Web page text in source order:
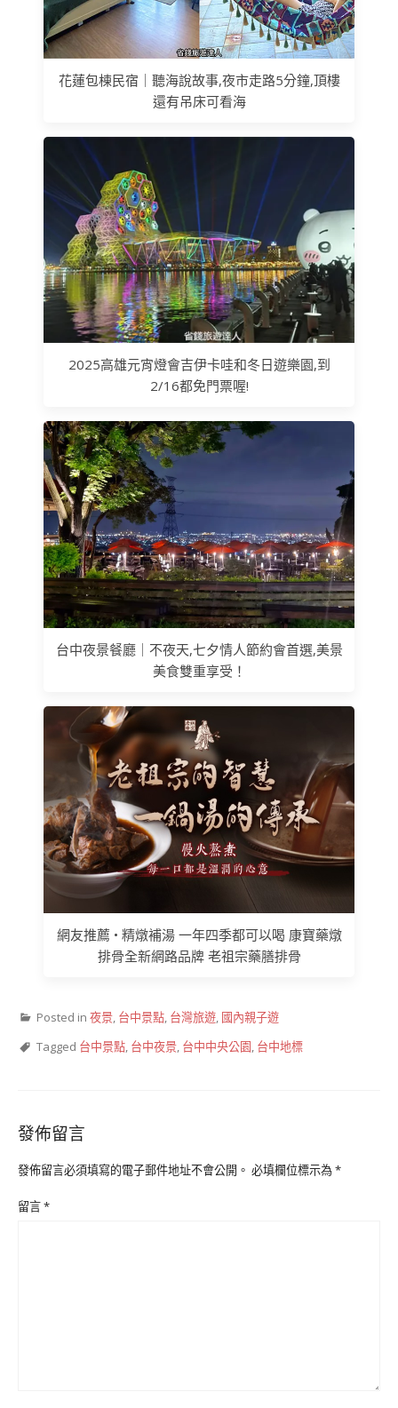
花蓮包棟民宿｜聽海說故事,夜市走路5分鐘,頂樓
還有吊床可看海
2025高雄元宵燈會吉伊卡哇和冬日遊樂園,到
2/16都免門票喔!
台中夜景餐廳｜不夜天,七夕情人節約會首選,美景
美食雙重享受！
網友推薦 • 精燉補湯 一年四季都可以喝 康寶藥燉
排骨全新網路品牌 老祖宗藥膳排骨
Posted in 夜景, 台中景點, 台灣旅遊, 國內親子遊
Tagged 台中景點, 台中夜景, 台中中央公園, 台中地標
發佈留言
發佈留言必須填寫的電子郵件地址不會公開。 必填欄位標示為*
留言*